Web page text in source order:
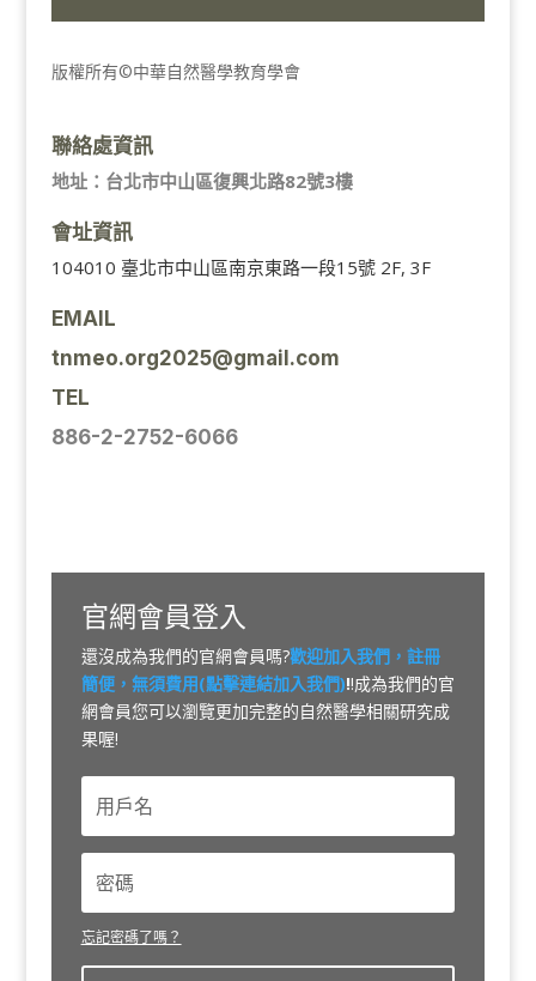
版權所有©中華自然醫學教育學會
聯絡處資訊
地址：台北市中山區復興北路82號3樓
會址資訊
104010 臺北市中山區南京東路一段15號 2F, 3F
EMAIL
tnmeo.org2025@gmail.com
TEL
886-2-2752-6066
官網會員登入
還沒成為我們的官網會員嗎?歡迎加入我們，註冊
簡便，無須費用(點擊連結加入我們)!!成為我們的官
網會員您可以瀏覽更加完整的自然醫學相關研究成
果喔!
忘記密碼了嗎？